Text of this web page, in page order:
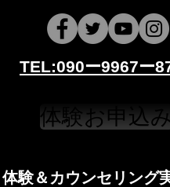
​​TEL:090ー9967ー
体験お申込
体験＆カウンセリング